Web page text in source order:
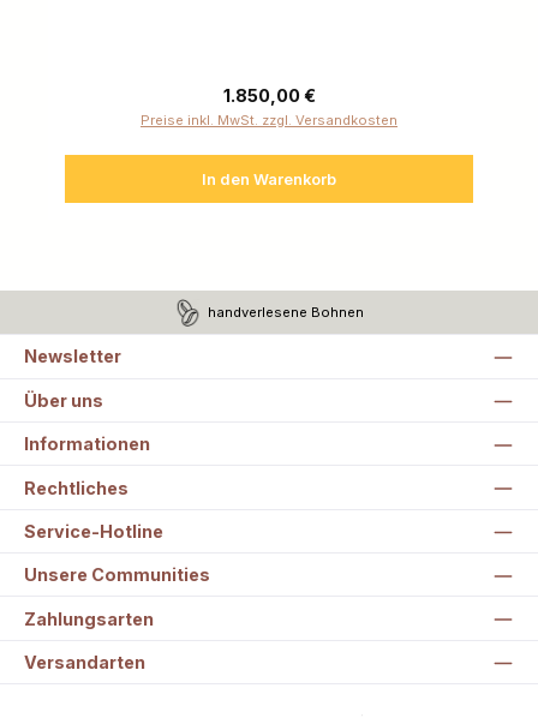
Regulärer Preis:
1.850,00 €
Preise inkl. MwSt. zzgl. Versandkosten
In den Warenkorb
handverlesene Bohnen
Newsletter
Über uns
Informationen
Rechtliches
Service-Hotline
Unsere Communities
Zahlungsarten
Versandarten